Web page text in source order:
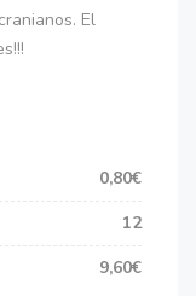
El
0,80€
12
9,60€